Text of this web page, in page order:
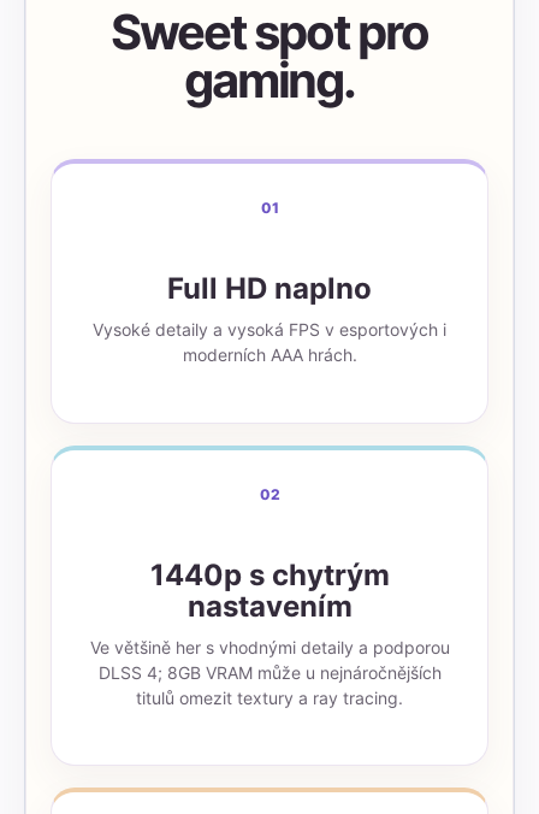
Sweet spot pro
gaming.
01
Full HD naplno
Vysoké detaily a vysoká FPS v esportových i
moderních AAA hrách.
02
1440p s chytrým
nastavením
Ve většině her s vhodnými detaily a podporou
DLSS 4; 8GB VRAM může u nejnáročnějších
titulů omezit textury a ray tracing.